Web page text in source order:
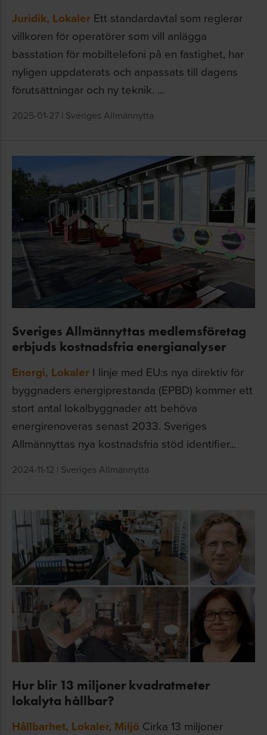
Juridik, Lokaler Ett standardavtal som reglerar
villkoren för operatörer som vill anlägga
basstation för mobiltelefoni på en fastighet, har
nyligen uppdaterats och anpassats till dagens
förutsättningar och ny teknik. ...
2025-01-27 | Sveriges Allmännytta
Sveriges Allmännyttas medlemsföretag
erbjuds kostnadsfria energianalyser
Energi, Lokaler I linje med EU:s nya direktiv för
byggnaders energiprestanda (EPBD) kommer ett
stort antal lokalbyggnader att behöva
energirenoveras senast 2033. Sveriges
Allmännyttas nya kostnadsfria stöd identifier...
2024-11-12 | Sveriges Allmännytta
Hur blir 13 miljoner kvadratmeter
lokalyta hållbar?
Hållbarhet, Lokaler, Miljö Cirka 13 miljoner